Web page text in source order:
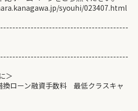
syouhi/023407.html
＞
ローン融資手数料 最低クラスキャ